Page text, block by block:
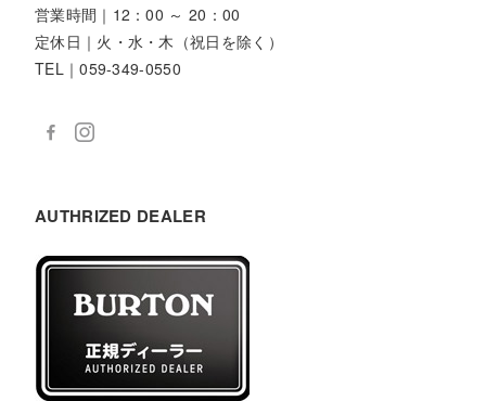
営業時間｜12：00 ～ 20：00
定休日｜火・水・木（祝日を除く）
TEL｜059-349-0550
AUTHRIZED DEALER